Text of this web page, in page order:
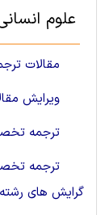
علوم
مقالات
ویرایش
ترجمه
ترجمه
گرایش های